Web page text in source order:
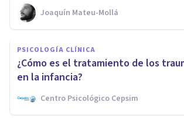
Joaquín Mateu-Mollá
PSICOLOGÍA CLÍNICA
¿Cómo es el tratamiento de los
en la infancia?
Centro Psicológico Cepsim
PSICOLOGÍA CLÍNICA
Dislexia en adultos:
características y
comunes
Joaquín Mateu-Mollá